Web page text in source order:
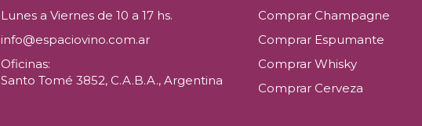
Lunes a Viernes de 10 a 17 hs.
info@espaciovino.com.ar
Oficinas:
Santo Tomé 3852, C.A.B.A., Argentina
Comprar Champagne
Comprar Espumante
Comprar Whisky
Comprar Cerveza